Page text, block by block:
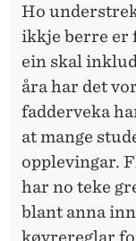
Ho
ikkje berre er
ein skal
åra har det
fadderveka
at mange
opplevingar.
har no teke
blant anna
køyrereglar